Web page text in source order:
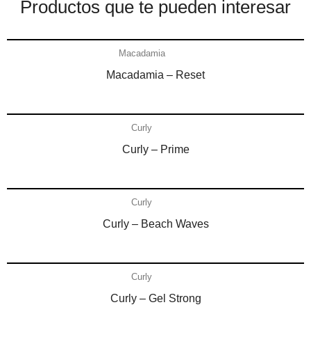
Productos que te pueden interesar​
Macadamia
Macadamia – Reset
Curly
Curly – Prime
Curly
Curly – Beach Waves
Curly
Curly – Gel Strong